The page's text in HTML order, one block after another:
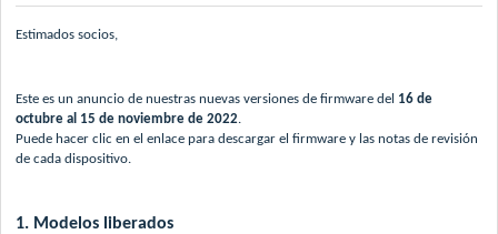
Estimados socios,
Este es un anuncio de nuestras nuevas versiones de firmware del 16 de
octubre al 15 de noviembre de 2022.
Puede hacer clic en el enlace para descargar el firmware y las notas de revisión
de cada dispositivo.
1. Modelos liberados